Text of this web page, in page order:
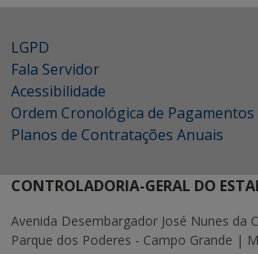
LGPD
Fala Servidor
Acessibilidade
Ordem Cronológica de Pagamentos
Planos de Contratações Anuais
CONTROLADORIA-GERAL DO
Avenida Desembargador José Nunes da
Parque dos Poderes - Campo Grande |